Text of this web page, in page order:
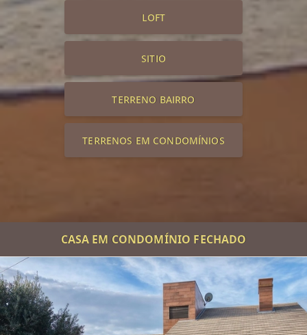
LOFT
SITIO
TERRENO BAIRRO
TERRENOS EM CONDOMÍNIOS
CASA EM CONDOMÍNIO FECHADO